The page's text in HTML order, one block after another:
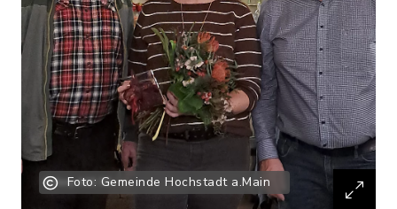
Foto: Gemeinde Hochstadt a.Main